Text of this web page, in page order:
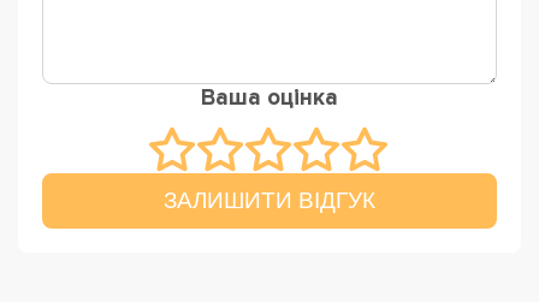
Ваша оцінка
ЗАЛИШИТИ ВІДГУК